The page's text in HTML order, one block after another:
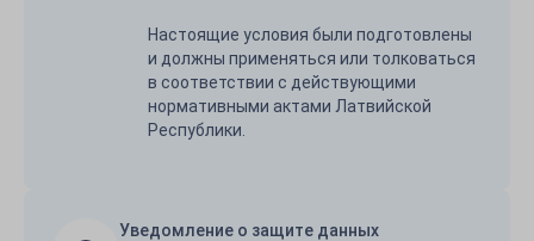
Настоящие условия были подготовлены
и должны применяться или толковаться
в соответствии с действующими
нормативными актами Латвийской
Республики.
Уведомление о защите данных